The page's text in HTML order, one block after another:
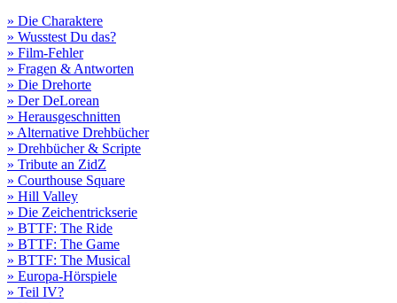
» Die Charaktere
» Wusstest Du das?
» Film-Fehler
» Fragen & Antworten
» Die Drehorte
» Der DeLorean
» Herausgeschnitten
» Alternative Drehbücher
» Drehbücher & Scripte
» Tribute an ZidZ
» Courthouse Square
» Hill Valley
» Die Zeichentrickserie
» BTTF: The Ride
» BTTF: The Game
» BTTF: The Musical
» Europa-Hörspiele
» Teil IV?